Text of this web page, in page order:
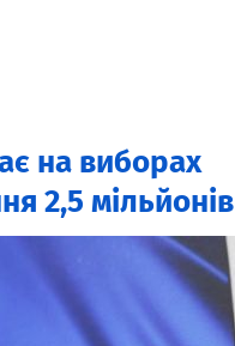
на виборах
2,5 мільйонів